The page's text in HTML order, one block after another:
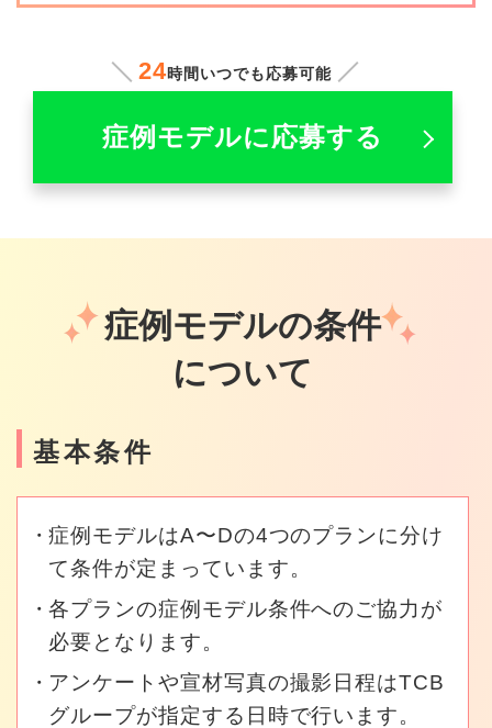
24時間いつでも応募可能
症例モデルに応募する
症例モデルの条件
について
基本条件
症例モデルはA〜Dの4つのプランに分け
て条件が定まっています。
各プランの症例モデル条件へのご協力が
必要となります。
アンケートや宣材写真の撮影日程はTCB
グループが指定する日時で行います。